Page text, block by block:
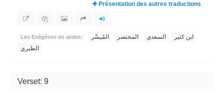
Présentation des autres traductions
Les Exégèses en arabe: المُيسَّر المختصر السعدي
ابن كثير
الطبري
Verset: 9